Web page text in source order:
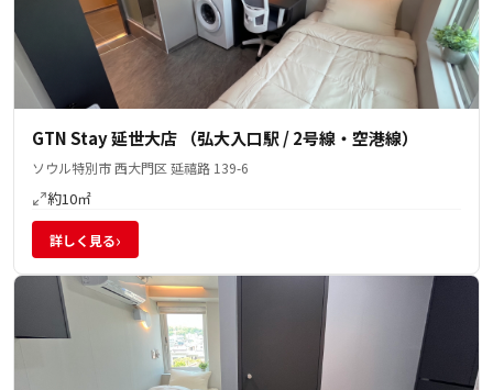
GTN Stay 延世大店 （弘大入口駅 / 2号線・空港線）
ソウル特別市 西大門区 延禧路 139-6
約10㎡
詳しく見る›